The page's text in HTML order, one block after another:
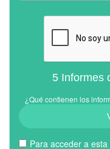
5 Informes
¿Qué contienen los
Para acceder a